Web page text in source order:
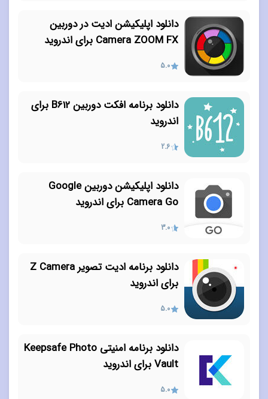
دانلود اپلیکیشن ادیت در دوربین
Camera ZOOM FX برای اندروید
5.0
دانلود برنامه افکت دوربین B612 برای
اندروید
2.6
دانلود اپلیکیشن دوربین Google
Camera Go برای اندروید
3.0
دانلود برنامه ادیت تصویر Z Camera
برای اندروید
5.0
دانلود برنامه امنیتی Keepsafe Photo
Vault برای اندروید
5.0